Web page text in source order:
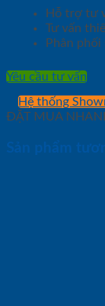
Hỗ trợ tư
Tư vấn
Phân
Yêu cầu tư vấn
Hệ thống
ĐẶT MUA
Sản phẩm